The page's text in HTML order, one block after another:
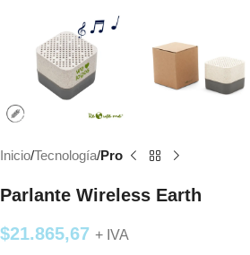
Inicio Tecnología Pro
Parlante Wireless Earth
$21.865,67 + IVA